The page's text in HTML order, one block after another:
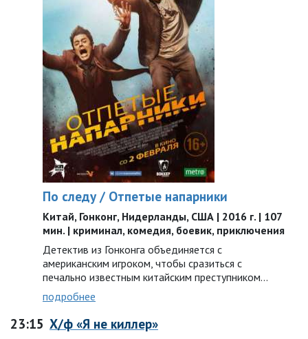
По следу / Отпетые напарники
Китай, Гонконг, Нидерланды, США | 2016 г. | 107
мин. | криминал, комедия, боевик, приключения
Детектив из Гонконга объединяется с
американским игроком, чтобы сразиться с
печально известным китайским преступником...
подробнее
23:15 Х/ф «Я не киллер»